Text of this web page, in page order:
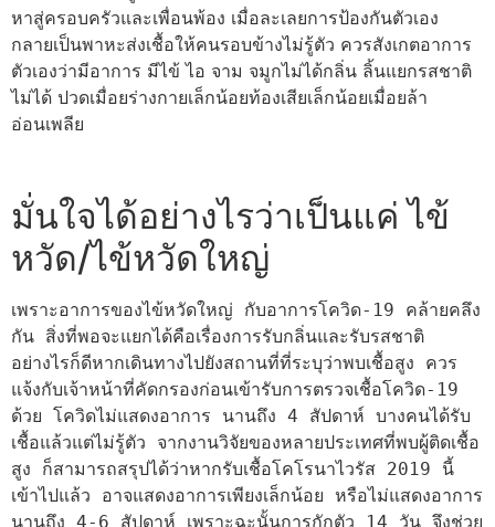
หาสู่ครอบครัวและเพื่อนพ้อง เมื่อละเลยการป้องกันตัวเอง
กลายเป็นพาหะส่งเชื้อให้คนรอบข้างไม่รู้ตัว ควรสังเกตอาการ
ตัวเองว่ามีอาการ มีไข้ ไอ จาม จมูกไม่ได้กลิ่น ลิ้นแยกรสชาติ
ไม่ได้ ปวดเมื่อยร่างกายเล็กน้อยท้องเสียเล็กน้อยเมื่อยล้า
อ่อนเพลีย
มั่นใจได้อย่างไรว่าเป็นแค่ ไข้
หวัด/ไข้หวัดใหญ่
เพราะอาการของไข้หวัดใหญ่ กับอาการโควิด-19 คล้ายคลึง
กัน สิ่งที่พอจะแยกได้คือเรื่องการรับกลิ่นและรับรสชาติ
อย่างไรก็ดีหากเดินทางไปยังสถานที่ที่ระบุว่าพบเชื้อสูง ควร
แจ้งกับเจ้าหน้าที่คัดกรองก่อนเข้ารับการตรวจเชื้อโควิด-19
ด้วย โควิดไม่แสดงอาการ นานถึง 4 สัปดาห์ บางคนได้รับ
เชื้อแล้วแต่ไม่รู้ตัว จากงานวิจัยของหลายประเทศที่พบผู้ติดเชื้อ
สูง ก็สามารถสรุปได้ว่าหากรับเชื้อโคโรนาไวรัส 2019 นี้
เข้าไปแล้ว อาจแสดงอาการเพียงเล็กน้อย หรือไม่แสดงอาการ
นานถึง 4-6 สัปดาห์ เพราะฉะนั้นการกักตัว 14 วัน จึงช่วย